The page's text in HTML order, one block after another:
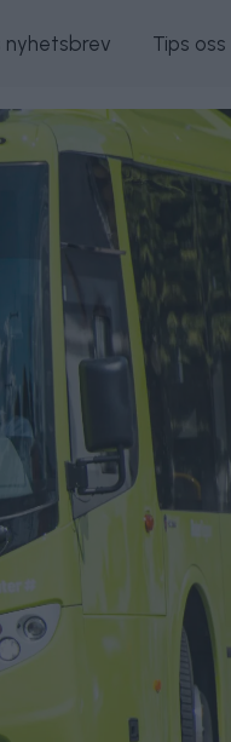
nyhetsbrev Tips oss